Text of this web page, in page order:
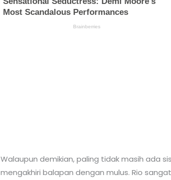
Walaupun demikian, paling tidak masih ada
mengakhiri balapan dengan mulus. Rio